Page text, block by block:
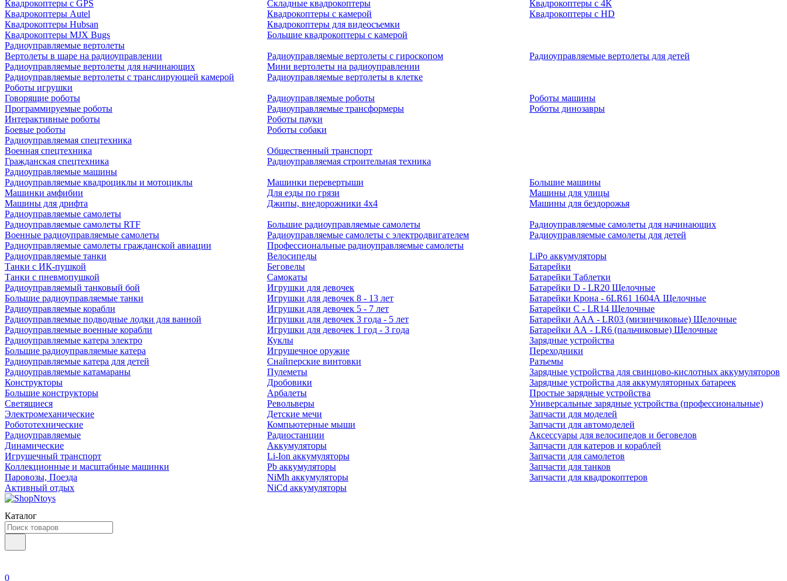
Квадрокоптеры с GPS
Квадрокоптеры Autel
Квадрокоптеры Hubsan
Квадрокоптеры MJX Bugs
Складные квадрокоптеры
Квадрокоптеры с камерой
Квадрокоптеры для видеосъемки
Большие квадрокоптеры с камерой
Квадрокоптеры с 4К
Квадрокоптеры с HD
Радиоуправляемые вертолеты
Вертолеты в шаре на радиоуправлении
Радиоуправляемые вертолеты для начинающих
Радиоуправляемые вертолеты с транслирующей камерой
Радиоуправляемые вертолеты с гироскопом
Мини вертолеты на радиоуправлении
Радиоуправляемые вертолеты в клетке
Радиоуправляемые вертолеты для детей
Роботы игрушки
Говорящие роботы
Программируемые роботы
Интерактивные роботы
Боевые роботы
Радиоуправляемые роботы
Радиоуправляемые трансформеры
Роботы пауки
Роботы собаки
Роботы машины
Роботы динозавры
Радиоуправляемая спецтехника
Военная спецтехника
Гражданская спецтехника
Общественный транспорт
Радиоуправляемая строительная техника
Радиоуправляемые машины
Радиоуправляемые квадроциклы и мотоциклы
Машинки амфибии
Машины для дрифта
Машинки перевертыши
Для езды по грязи
Джипы, внедорожники 4x4
Большие машины
Машины для улицы
Машины для бездорожья
Радиоуправляемые самолеты
Радиоуправляемые самолеты RTF
Военные радиоуправляемые самолеты
Радиоуправляемые самолеты гражданской авиации
Большие радиоуправляемые самолеты
Радиоуправляемые самолеты с электродвигателем
Профессиональные радиоуправляемые самолеты
Радиоуправляемые самолеты для начинающих
Радиоуправляемые самолеты для детей
Радиоуправляемые танки
Танки с ИК-пушкой
Танки с пневмопушкой
Радиоуправляемый танковый бой
Большие радиоуправляемые танки
Радиоуправляемые корабли
Радиоуправляемые подводные лодки для ванной
Радиоуправляемые военные корабли
Радиоуправляемые катера электро
Большие радиоуправляемые катера
Радиоуправляемые катера для детей
Радиоуправляемые катамараны
Конструкторы
Большие конструкторы
Светящиеся
Электромеханические
Робототехнические
Радиоуправляемые
Динамические
Игрушечный транспорт
Коллекционные и масштабные машинки
Паровозы, Поезда
Активный отдых
Велосипеды
Беговелы
Самокаты
Игрушки для девочек
Игрушки для девочек 8 - 13 лет
Игрушки для девочек 5 - 7 лет
Игрушки для девочек 3 года - 5 лет
Игрушки для девочек 1 год - 3 года
Куклы
Игрушечное оружие
Снайперские винтовки
Пулеметы
Дробовики
Арбалеты
Револьверы
Детские мечи
Компьютерные мыши
Радиостанции
Аккумуляторы
Li-Ion аккумуляторы
Pb аккумуляторы
NiMh аккумуляторы
NiCd аккумуляторы
LiPo аккумуляторы
Батарейки
Батарейки Таблетки
Батарейки D - LR20 Щелочные
Батарейки Крона - 6LR61 1604A Щелочные
Батарейки C - LR14 Щелочные
Батарейки AAA - LR03 (мизинчиковые) Щелочные
Батарейки AA - LR6 (пальчиковые) Щелочные
Зарядные устройства
Переходники
Разъемы
Зарядные устройства для свинцово-кислотных аккумуляторов
Зарядные устройства для аккумуляторных батареек
Простые зарядные устройства
Универсальные зарядные устройства (профессиональные)
Запчасти для моделей
Запчасти для автомоделей
Аксессуары для велосипедов и беговелов
Запчасти для катеров и кораблей
Запчасти для самолетов
Запчасти для танков
Запчасти для квадрокоптеров
Каталог
0